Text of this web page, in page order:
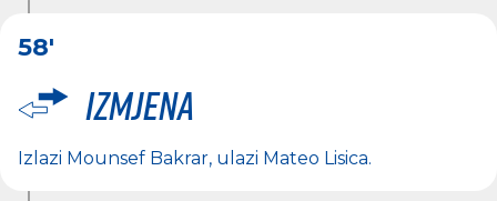
58'
Izmjena
Izlazi Mounsef Bakrar, ulazi Mateo Lisica.